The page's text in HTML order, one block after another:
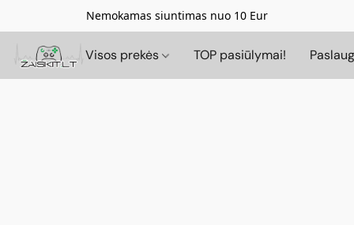
Nemokamas siuntimas nuo 10 Eur
Visos prekės TOP pasiūlymai!